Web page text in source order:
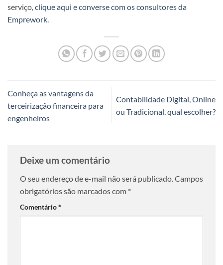
serviço,clique aqui e converse com os consultores da
Emprework.
Conheça as vantagens da
terceirização financeira para
engenheiros
Contabilidade Digital, Online
ou Tradicional, qual escolher?
Deixe um comentário
O seu endereço de e-mail não será publicado.Campos
obrigatórios são marcados com *
Comentário*